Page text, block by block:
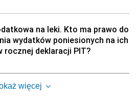
na leki. Kto ma prawo do
wydatków poniesionych na ich
rocznej deklaracji PIT?
więcej